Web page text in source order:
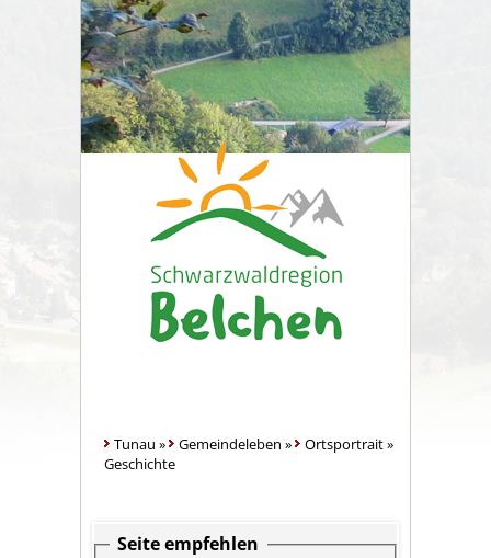
Tunau » Gemeindeleben » Ortsportrait»
Geschichte
Seite empfehlen